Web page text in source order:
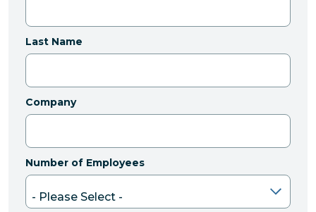
Last Name
Company
Number of Employees